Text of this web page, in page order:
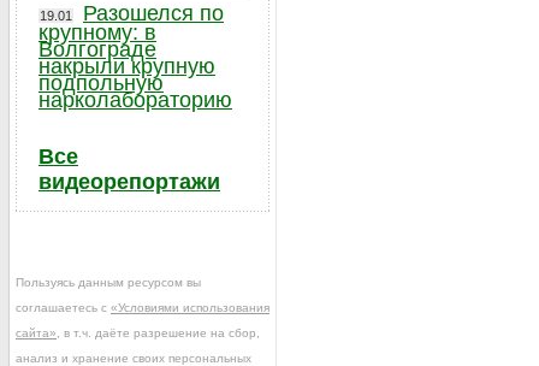
19.01
Разошелся по
крупному: в
Волгограде
накрыли крупную
подпольную
нарколабораторию
Все
видеорепортажи
Пользуясь данным ресурсом вы
соглашаетесь с «Условиями использования
сайта» , в т.ч. даёте разрешение на сбор,
анализ и хранение своих персональных